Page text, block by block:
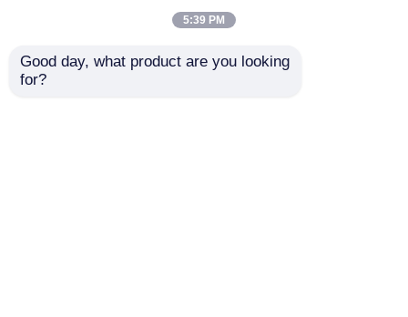
5:39 PM
Good day, what product are you looking
for?